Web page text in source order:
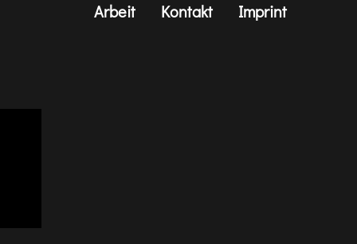
Arbeit Kontakt Imprint